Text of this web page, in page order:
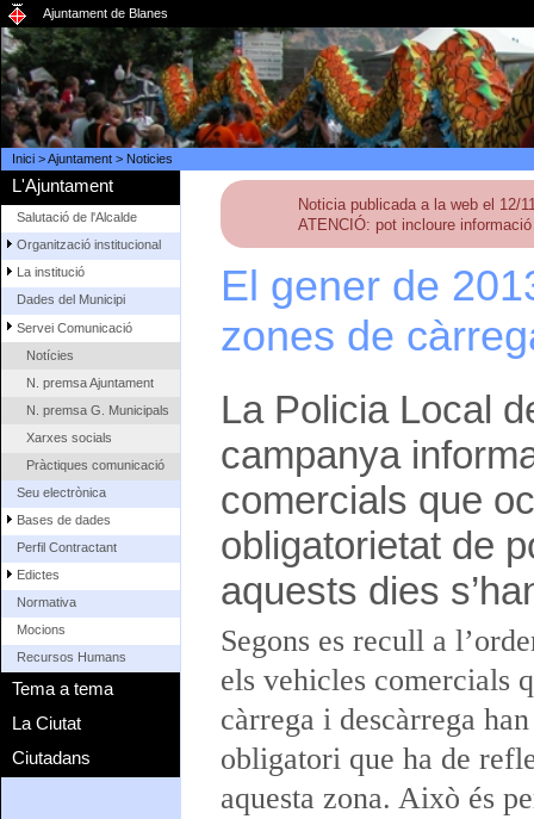
Ajuntament de Blanes
Inici>Ajuntament> Noticies
L'Ajuntament
Salutació de l'Alcalde
Organització institucional
La institució
Dades del Municipi
Servei Comunicació
Notícies
N. premsa Ajuntament
N. premsa G. Municipals
Xarxes socials
Pràctiques comunicació
Seu electrònica
Bases de dades
Perfil Contractant
Edictes
Normativa
Mocions
Recursos Humans
Tema a tema
La Ciutat
Ciutadans
Noticia publicada a la web el 12/
ATENCIÓ: pot incloure
El gener de
zones de
La Policia Local
campanya
comercials que
obligatorietat de
aquests dies
Segons es recull a
els vehicles comercials
càrrega i descàrrega
obligatori que ha de
aquesta zona. Això és